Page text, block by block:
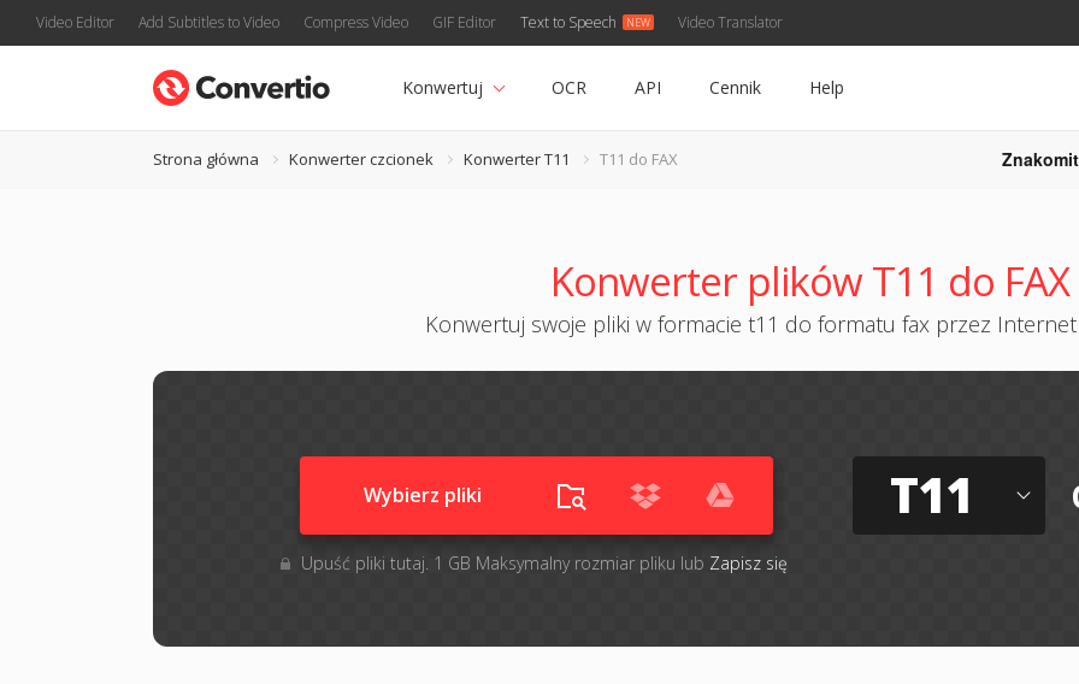
Video Editor Add Subtitles to Video Compress Video GIF Editor Text to Speech Video Translator
Konwertuj OCR API Cennik Help
Strona główna Konwerter czcionek Konwerter T11 T11 do FAX
Konwerter plików T11 do FAX
Konwertuj swoje pliki w formacie t11 do formatu fax przez Internet
Wybierz pliki
Upuść pliki tutaj. 1 GB Maksymalny rozmiar pliku lub Zapisz się
T11